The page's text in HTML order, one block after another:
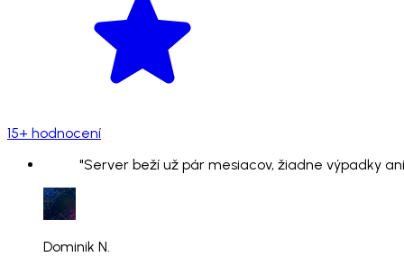
15+ hodnocení
"Server beží už pár mesiacov, žiadne výpadky
Dominik N.